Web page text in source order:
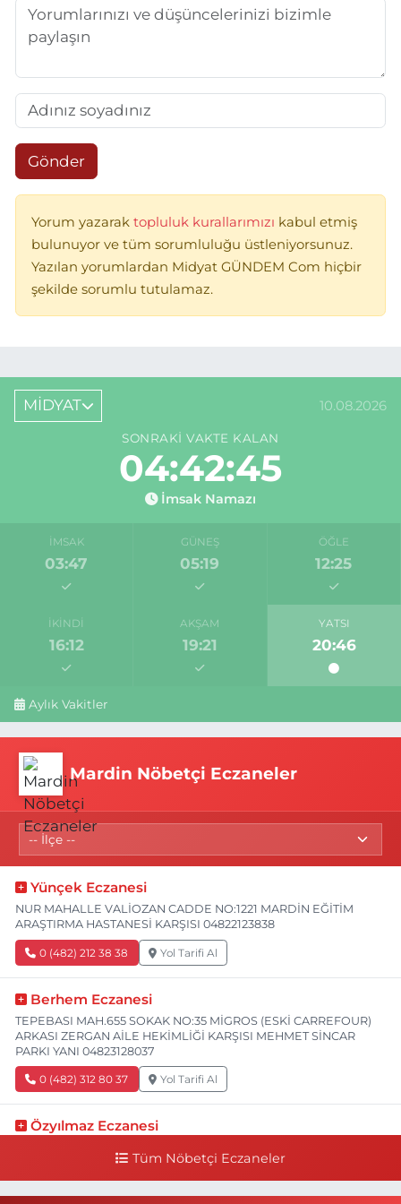
Gönder
Yorum yazarak topluluk kurallarımızı kabul etmiş
bulunuyor ve tüm sorumluluğu üstleniyorsunuz.
Yazılan yorumlardan Midyat GÜNDEM Com hiçbir
şekilde sorumlu tutulamaz.
MİDYAT 10.08.2026
SONRAKI VAKTE KALAN
04:42:45
İmsak Namazı
İMSAK
03:47
GÜNEŞ
05:19
ÖĞLE
12:25
İKINDI
16:12
AKŞAM
19:21
YATSI
20:46
Aylık Vakitler
Mardin Nöbetçi Eczaneler
Yünçek Eczanesi
NUR MAHALLE VALİOZAN CADDE NO:1221 MARDİN EĞİTİM
ARAŞTIRMA HASTANESİ KARŞISI 04822123838
0 (482) 212 38 38 Yol Tarifi Al
Berhem Eczanesi
TEPEBASI MAH.655 SOKAK NO:35 MİGROS (ESKİ CARREFOUR)
ARKASI ZERGAN AİLE HEKİMLİĞİ KARŞISI MEHMET SİNCAR
PARKI YANI 04823128037
0 (482) 312 80 37 Yol Tarifi Al
Özyılmaz Eczanesi
Tüm Nöbetçi Eczaneler